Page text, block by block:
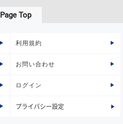
Page Top
利用規約
お問い合わせ
ログイン
プライバシー設定